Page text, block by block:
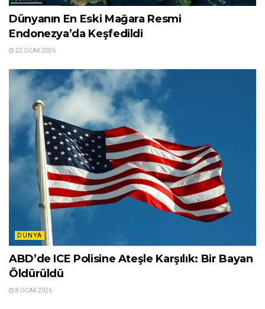
Dünyanın En Eski Mağara Resmi
Endonezya’da Keşfedildi
22 OCAK 2026
DÜNYA
ABD’de ICE Polisine Ateşle Karşılık: Bir Bayan
Öldürüldü
8 OCAK 2026